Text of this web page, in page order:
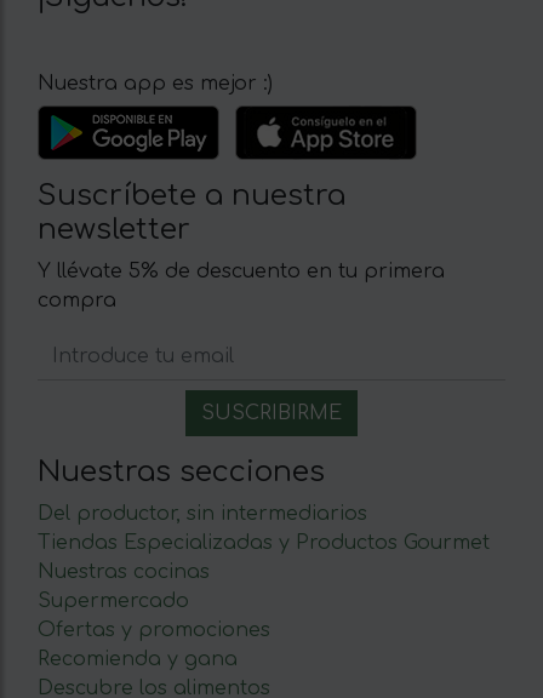
Nuestra app es mejor :)
Suscríbete a nuestra
newsletter
Y llévate 5% de descuento en tu primera
compra
Nuestras secciones
Del productor, sin intermediarios
Tiendas Especializadas y Productos Gourmet
Nuestras cocinas
Supermercado
Ofertas y promociones
Recomienda y gana
Descubre los alimentos